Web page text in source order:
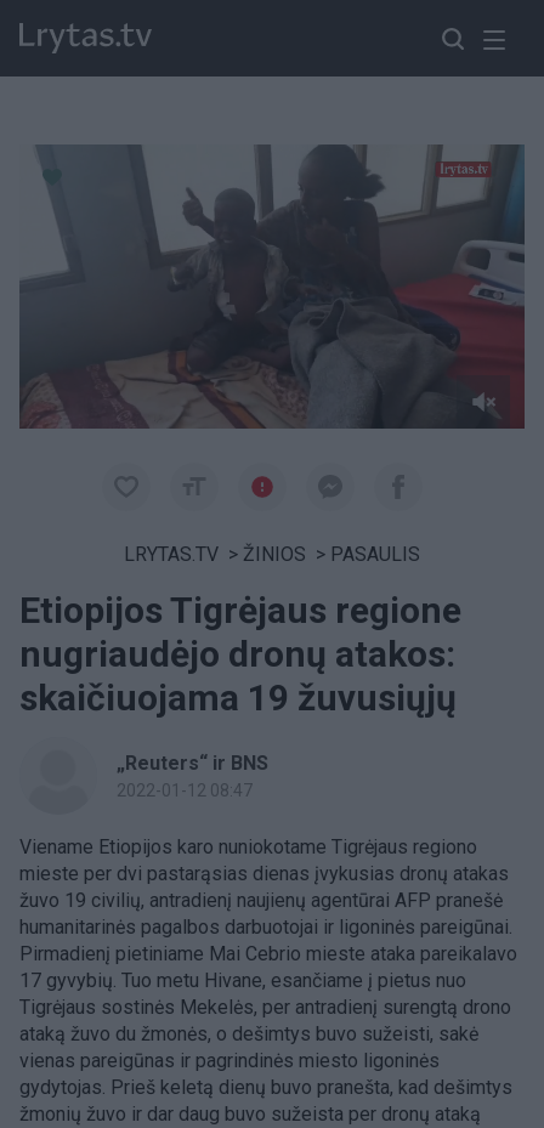
Paremkite Ukrainą
LRYTAS.TV > ŽINIOS > PASAULIS
Etiopijos Tigrėjaus regione
nugriaudėjo dronų atakos:
skaičiuojama 19 žuvusiųjų
„Reuters“ ir BNS
2022-01-12 08:47
Viename Etiopijos karo nuniokotame Tigrėjaus regiono
mieste per dvi pastarąsias dienas įvykusias dronų atakas
žuvo 19 civilių, antradienį naujienų agentūrai AFP pranešė
humanitarinės pagalbos darbuotojai ir ligoninės pareigūnai.
Pirmadienį pietiniame Mai Cebrio mieste ataka pareikalavo
17 gyvybių. Tuo metu Hivane, esančiame į pietus nuo
Tigrėjaus sostinės Mekelės, per antradienį surengtą drono
ataką žuvo du žmonės, o dešimtys buvo sužeisti, sakė
vienas pareigūnas ir pagrindinės miesto ligoninės
gydytojas. Prieš keletą dienų buvo pranešta, kad dešimtys
žmonių žuvo ir dar daug buvo sužeista per dronų ataką